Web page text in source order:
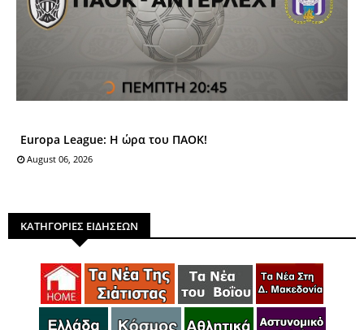
Europa League: Η ώρα του ΠΑΟΚ!
August 06, 2026
ΚΑΤΗΓΟΡΙΕΣ ΕΙΔΗΣΕΩΝ